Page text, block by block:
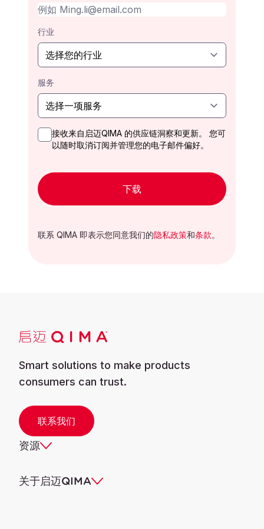
行业
服务
接收来自启迈QIMA 的供应链洞察和更新。 您可
以随时取消订阅并管理您的电子邮件偏好。
下载
联系 QIMA 即表示您同意我们的隐私政策和条款。
Smart solutions to make products
consumers can trust.
联系我们
资源
关于启迈QIMA